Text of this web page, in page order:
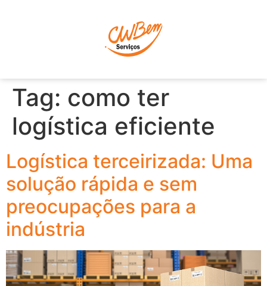
Tag: como ter
logística eficiente
Logística terceirizada: Uma
solução rápida e sem
preocupações para a
indústria